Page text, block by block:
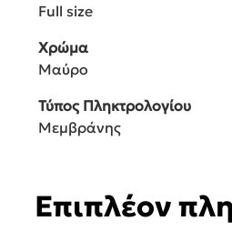
Full size
Χρώμα
Μαύρο
Τύπος Πληκτρολογίου
Μεμβράνης
Επιπλέον